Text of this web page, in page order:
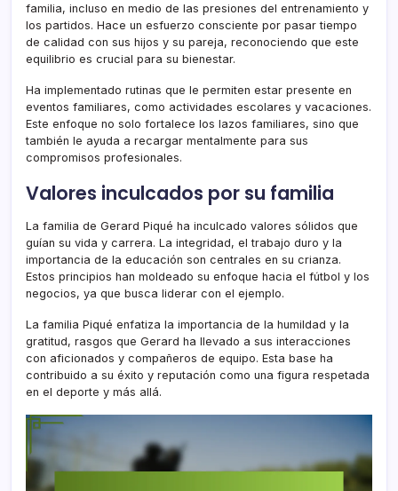
familia, incluso en medio de las presiones del entrenamiento y
los partidos. Hace un esfuerzo consciente por pasar tiempo
de calidad con sus hijos y su pareja, reconociendo que este
equilibrio es crucial para su bienestar.
Ha implementado rutinas que le permiten estar presente en
eventos familiares, como actividades escolares y vacaciones.
Este enfoque no solo fortalece los lazos familiares, sino que
también le ayuda a recargar mentalmente para sus
compromisos profesionales.
Valores inculcados por su familia
La familia de Gerard Piqué ha inculcado valores sólidos que
guían su vida y carrera. La integridad, el trabajo duro y la
importancia de la educación son centrales en su crianza.
Estos principios han moldeado su enfoque hacia el fútbol y los
negocios, ya que busca liderar con el ejemplo.
La familia Piqué enfatiza la importancia de la humildad y la
gratitud, rasgos que Gerard ha llevado a sus interacciones
con aficionados y compañeros de equipo. Esta base ha
contribuido a su éxito y reputación como una figura respetada
en el deporte y más allá.